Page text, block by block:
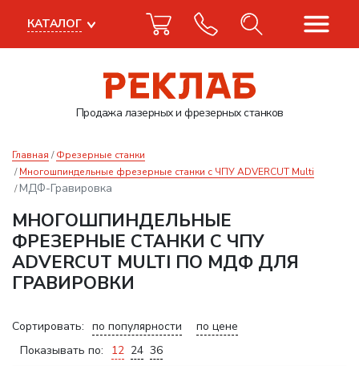
Продажа лазерныхи фрезерных станков
КАТАЛОГ
Главная
Фрезерные станки
Многошпиндельные фрезерные станки с ЧПУ ADVERCUT Multi
МДФ-Гравировка
МНОГОШПИНДЕЛЬНЫЕ
ФРЕЗЕРНЫЕ СТАНКИ С ЧПУ
ADVERCUT MULTI ПО МДФ ДЛЯ
ГРАВИРОВКИ
Сортировать: по популярности
по цене
Показывать по:
12 24 36